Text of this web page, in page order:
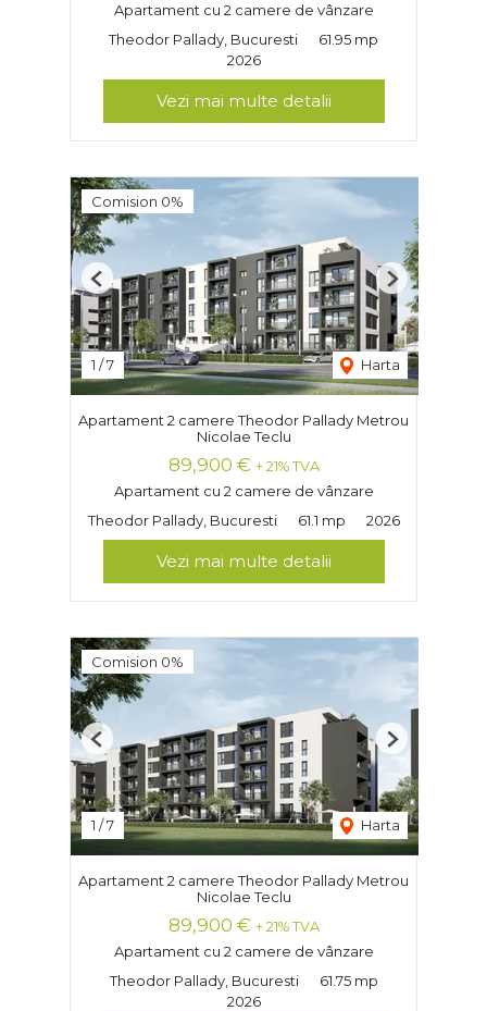
Apartament cu 2 camere de vânzare
Theodor Pallady, Bucuresti
61.95 mp
2026
Vezi mai multe detalii
Comision 0%
1 /7 Harta
Previous Next
Apartament 2 camere Theodor Pallady Metrou
Nicolae Teclu
89,900 € + 21% TVA
Apartament cu 2 camere de vânzare
Theodor Pallady, Bucuresti
61.1 mp 2026
Vezi mai multe detalii
Comision 0%
1 /7 Harta
Previous Next
Apartament 2 camere Theodor Pallady Metrou
Nicolae Teclu
89,900 € + 21% TVA
Apartament cu 2 camere de vânzare
Theodor Pallady, Bucuresti
61.75 mp
2026